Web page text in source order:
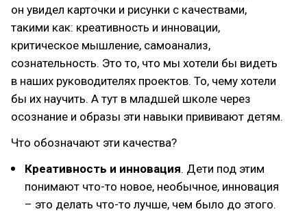
он увидел карточки и рисунки с качествами,
такими как: креативность и инновации,
критическое мышление, самоанализ,
сознательность. Это то, что мы хотели бы видеть
в наших руководителях проектов. То, чему хотели
бы их научить. А тут в младшей школе через
осознание и образы эти навыки прививают детям.
Что обозначают эти качества?
Креативность и инновация. Дети под этим
понимают что-то новое, необычное, инновация
– это делать что-то лучше, чем было до этого.